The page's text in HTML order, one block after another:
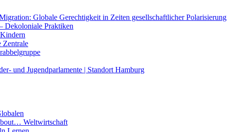
Globale Gerechtigkeit in Zeiten gesellschaftlicher Polarisierung
Dekoloniale Praktiken
Zentrale
und Jugendparlamente | Standort Hamburg
Weltwirtschaft